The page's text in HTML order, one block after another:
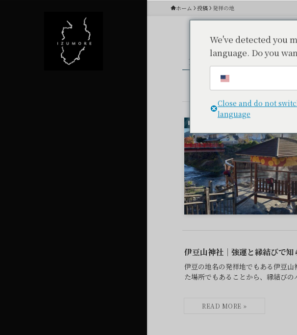
ホーム 投稿 発祥の地
発祥の地 – tax –
伊豆山神社｜強運と縁結びで
伊豆の地名の発祥地でもある伊豆
た場所でもあることから、縁結びの
We've detected you
language. Do you
Close and do not
language